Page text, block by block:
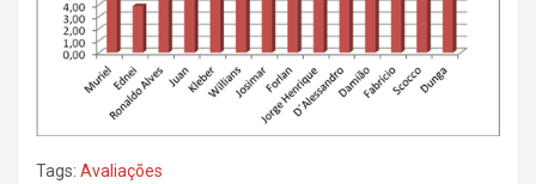
Tags: Avaliações